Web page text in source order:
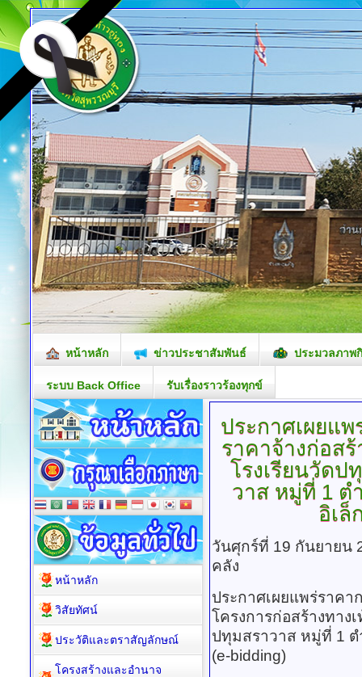
หน้าหลัก ข่าวประชาสัมพันธ์ ประมวลภาพ
ระบบ Back Office รับเรื่องราวร้องทุกข์
ประกาศเผยแพ
ราคาจ้างก่อส
โรงเรียนวัดป
วาส หมู่ที่ 1 ต
อิเล็
วันศุกร์ที่ 19 กันยายน
คลัง
ประกาศเผยแพร่ราคา
โครงการก่อสร้างทาง
ปทุมสราวาส หมู่ที่ 1 ต
(e-bidding)
หน้าหลัก
วิสัยทัศน์
ประวัติและตราสัญลักษณ์
โครงสร้างและอำนาจ